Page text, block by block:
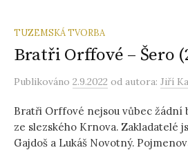
TUZEMSKÁ TVORBA
Bratři Orffové – Šero
Publikováno 2.9.2022 od autora: Jiří
Bratři Orffové nejsou vůbec žádní
ze slezského Krnova. Zakladatelé
Gajdoš a Lukáš Novotný.